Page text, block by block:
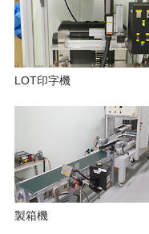
LOT印字機
製箱機